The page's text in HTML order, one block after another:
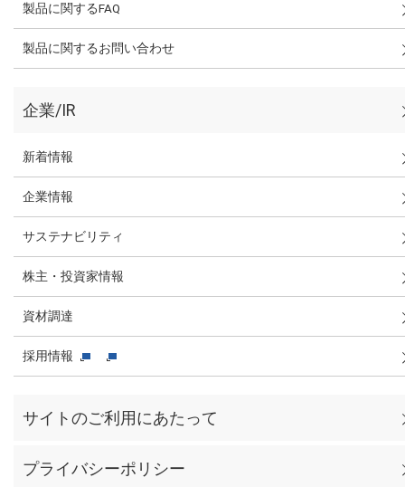
製品に関するFAQ
製品に関するお問い合わせ
企業/IR
新着情報
企業情報
サステナビリティ
株主・投資家情報
資材調達
採用情報
サイトのご利用にあたって
プライバシーポリシー